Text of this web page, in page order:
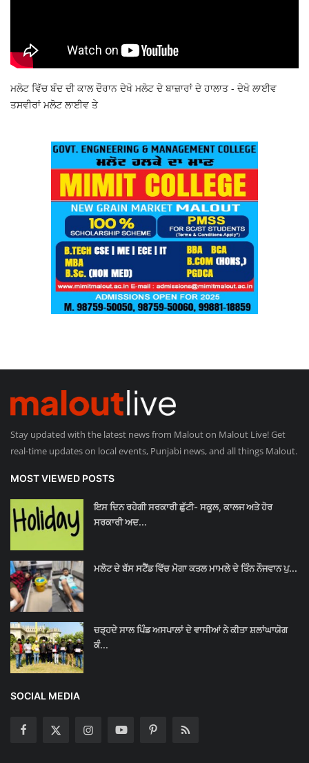
ਮਲੋਟ ਵਿੱਚ ਬੰਦ ਦੀ ਕਾਲ ਦੌਰਾਨ ਦੇਖੋ ਮਲੋਟ ਦੇ ਬਾਜ਼ਾਰਾਂ ਦੇ ਹਾਲਾਤ - ਦੇਖੋ ਲਾਈਵ
ਤਸਵੀਰਾਂ ਮਲੋਟ ਲਾਈਵ ਤੇ
Stay updated with the latest news from Malout on Malout Live! Get
real-time updates on local events, Punjabi news, and all things Malout.
MOST VIEWED POSTS
ਇਸ ਦਿਨ ਰਹੇਗੀ ਸਰਕਾਰੀ ਛੁੱਟੀ- ਸਕੂਲ, ਕਾਲਜ ਅਤੇ ਹੋਰ
ਸਰਕਾਰੀ ਅਦ...
ਮਲੋਟ ਦੇ ਬੱਸ ਸਟੈਂਡ ਵਿੱਚ ਮੋਗਾ ਕਤਲ ਮਾਮਲੇ ਦੇ ਤਿੰਨ ਨੌਜਵਾਨ ਪੁ...
ਚੜ੍ਹਦੇ ਸਾਲ ਪਿੰਡ ਅਸਪਾਲਾਂ ਦੇ ਵਾਸੀਆਂ ਨੇ ਕੀਤਾ ਸ਼ਲਾਂਘਾਯੋਗ
ਕੰ...
SOCIAL MEDIA